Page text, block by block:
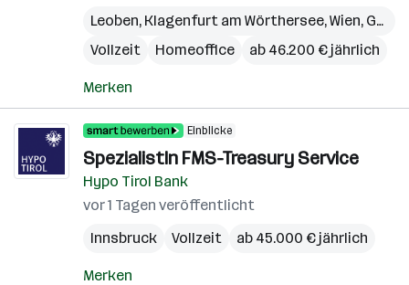
Leoben, Klagenfurt am Wörthersee,Wien, Graz
Vollzeit
Homeoffice ab 46.200 € jährlich
Merken
Einblicke
SpezialistIn FMS-Treasury Service
Hypo Tirol Bank
vor 1 Tagen veröffentlicht
Innsbruck
Vollzeit ab 45.000 € jährlich
Merken